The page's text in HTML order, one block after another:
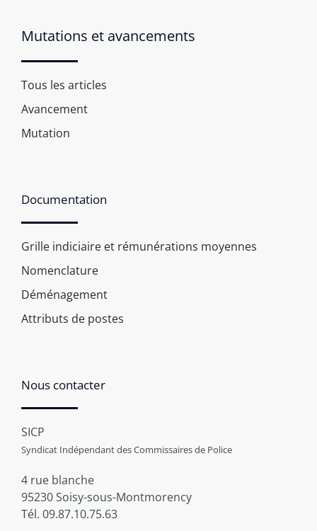
Mutations et avancements
Tous les articles
Avancement
Mutation
Documentation
Grille indiciaire et rémunérations moyennes
Nomenclature
Déménagement
Attributs de postes
Nous contacter
SICP
Syndicat Indépendant des Commissaires de Police
4 rue blanche
95230 Soisy-sous-Montmorency
Tél. 09.87.10.75.63